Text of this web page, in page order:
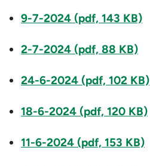
9-7-2024 (pdf, 143 KB)
2-7-2024 (pdf, 88 KB)
24-6-2024 (pdf, 102 KB)
18-6-2024 (pdf, 120 KB)
11-6-2024 (pdf, 153 KB)